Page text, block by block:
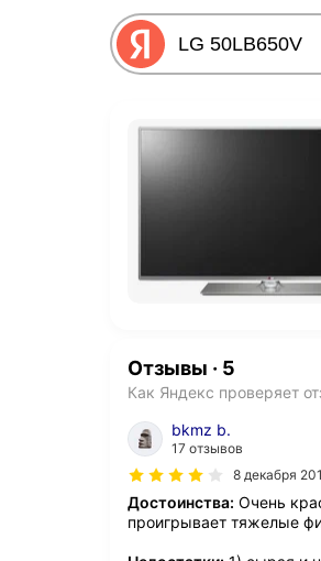
Отзывы · 5
Как Яндекс проверяет
bkmz b.
17 отзывов
8 декабря
Достоинства: Очень
проигрывает тяжелые